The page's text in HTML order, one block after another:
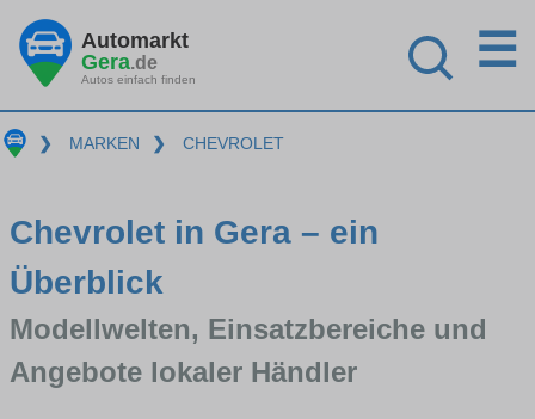
Automarkt
Gera.de
Autos einfach finden
☰
❯ MARKEN ❯ CHEVROLET
Chevrolet in Gera – ein
Überblick
Modellwelten, Einsatzbereiche und
Angebote lokaler Händler